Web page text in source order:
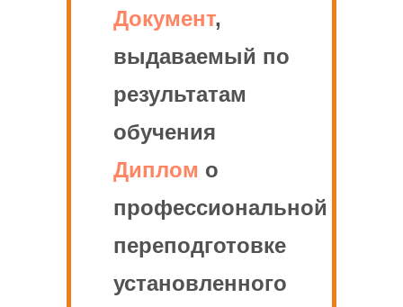
Документ,
выдаваемый по
результатам
обучения
Диплом о
профессиональной
переподготовке
установленного